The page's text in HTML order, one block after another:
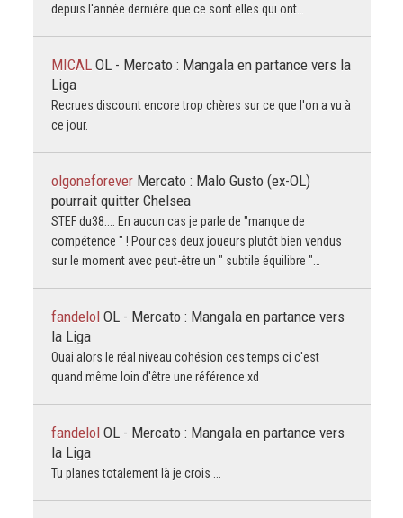
depuis l'année dernière que ce sont elles qui ont…
MICAL OL - Mercato : Mangala en partance vers la
Liga
Recrues discount encore trop chères sur ce que l'on a vu à
ce jour.
olgoneforever Mercato : Malo Gusto (ex-OL)
pourrait quitter Chelsea
STEF du38.... En aucun cas je parle de "manque de
compétence " ! Pour ces deux joueurs plutôt bien vendus
sur le moment avec peut-être un " subtile équilibre "…
fandelol OL - Mercato : Mangala en partance vers
la Liga
Ouai alors le réal niveau cohésion ces temps ci c'est
quand même loin d'être une référence xd
fandelol OL - Mercato : Mangala en partance vers
la Liga
Tu planes totalement là je crois ...